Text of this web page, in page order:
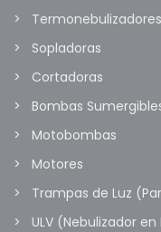
Termonebulizadores
Sopladoras
Cortadoras
Bombas
Motobombas
Motores
Trampas de Luz
ULV (Nebulizador en